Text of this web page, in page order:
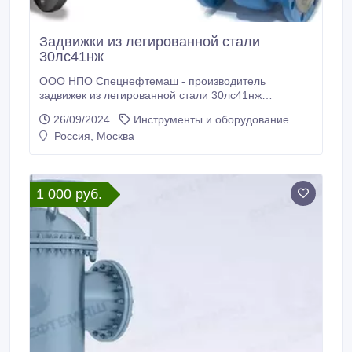
Задвижки из легированной стали
30лс41нж
ООО НПО Спецнефтемаш - производитель
задвижек из легированной стали 30лс41нж
предлагаем конкурентные цены на рынках РФ и
СНГ. Задвижка из легированной стали 30лс41нж
26/09/2024
Инструменты и оборудование
Россия, Москва
1 000 руб.